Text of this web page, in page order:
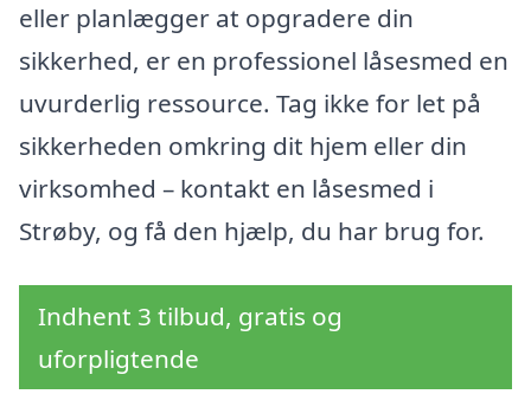
eller planlægger at opgradere din
sikkerhed, er en professionel låsesmed en
uvurderlig ressource. Tag ikke for let på
sikkerheden omkring dit hjem eller din
virksomhed – kontakt en låsesmed i
Strøby, og få den hjælp, du har brug for.
Indhent 3 tilbud, gratis og
uforpligtende